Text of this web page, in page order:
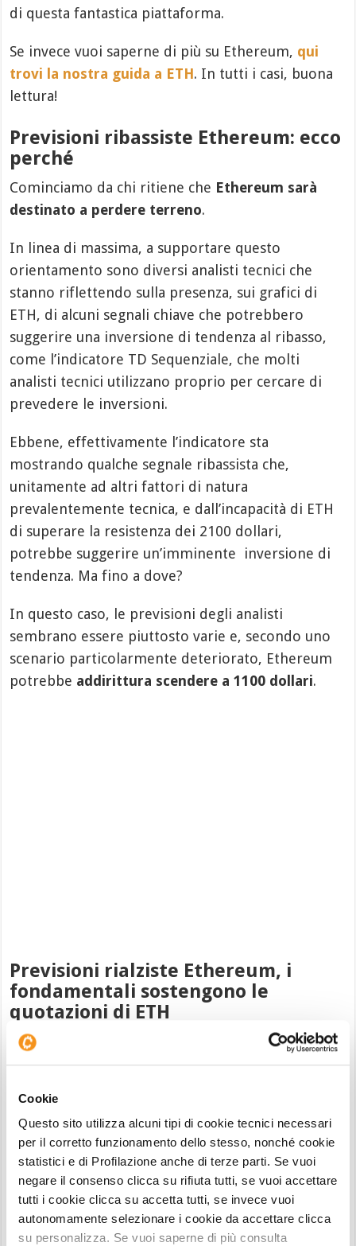
Cookie
Questo sito utilizza alcuni tipi di cookie tecnici necessari
per il corretto funzionamento dello stesso, nonché cookie
statistici e di Profilazione anche di terze parti. Se vuoi
negare il consenso clicca su rifiuta tutti, se vuoi accettare
tutti i cookie clicca su accetta tutti, se invece vuoi
autonomamente selezionare i cookie da accettare clicca
su personalizza. Se vuoi saperne di più consulta
di questa fantastica piattaforma.
Se invece vuoi saperne di più su Ethereum, qui
trovi la nostra guida a ETH. In tutti i casi, buona
lettura!
Previsioni ribassiste Ethereum: ecco
perché
Cominciamo da chi ritiene che Ethereum sarà
destinato a perdere terreno.
In linea di massima, a supportare questo
orientamento sono diversi analisti tecnici che
stanno riflettendo sulla presenza, sui grafici di
ETH, di alcuni segnali chiave che potrebbero
suggerire una inversione di tendenza al ribasso,
come l’indicatore TD Sequenziale, che molti
analisti tecnici utilizzano proprio per cercare di
prevedere le inversioni.
Ebbene, effettivamente l’indicatore sta
mostrando qualche segnale ribassista che,
unitamente ad altri fattori di natura
prevalentemente tecnica, e dall’incapacità di ETH
di superare la resistenza dei 2100 dollari,
potrebbe suggerire un’imminente inversione di
tendenza. Ma fino a dove?
In questo caso, le previsioni degli analisti
sembrano essere piuttosto varie e, secondo uno
scenario particolarmente deteriorato, Ethereum
potrebbe addirittura scendere a 1100 dollari.
Previsioni rialziste Ethereum, i
fondamentali sostengono le
quotazioni di ETH
Sebbene gli analisti tecnici indicano un’inversione
di tendenza a breve termine verso i 100 dollari, in
Ethereum
Effettivamente, Ethereum continua a crescere
come rete blockchain, e un maggiore utilizzo del
network dovrebbe essere correlato all’aumento
dei prezzi di ETH. Ancora, il numero di indirizzi
ETH attivi ogni giorno ha raggiunto un picco